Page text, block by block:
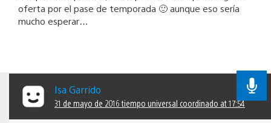
oferta por el pase de temporada 🙂 aunque eso sería
mucho esperar…
Isa Garrido
31 de mayo de 2016 tiempo universal coordinado at 17:54